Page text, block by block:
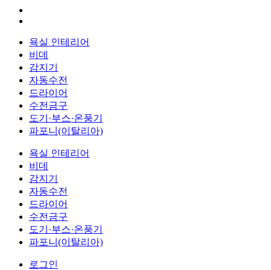
욕실 인테리어
비데
감지기
자동수전
드라이어
수전금구
도기·부스·온풍기
파포니(이탈리아)
욕실 인테리어
비데
감지기
자동수전
드라이어
수전금구
도기·부스·온풍기
파포니(이탈리아)
로그인